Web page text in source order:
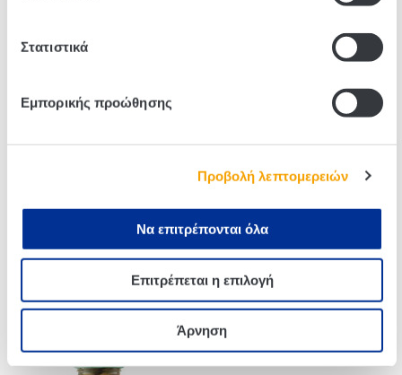
Στατιστικά
Εμπορικής προώθησης
Προβολή λεπτομερειών
Να επιτρέπονται όλα
Επιτρέπεται η επιλογή
Άρνηση
Kuhne Αγγουράκι Τουρσί
Σε Φέτες Για Sandwich
Edem Πιπεράκια 320g